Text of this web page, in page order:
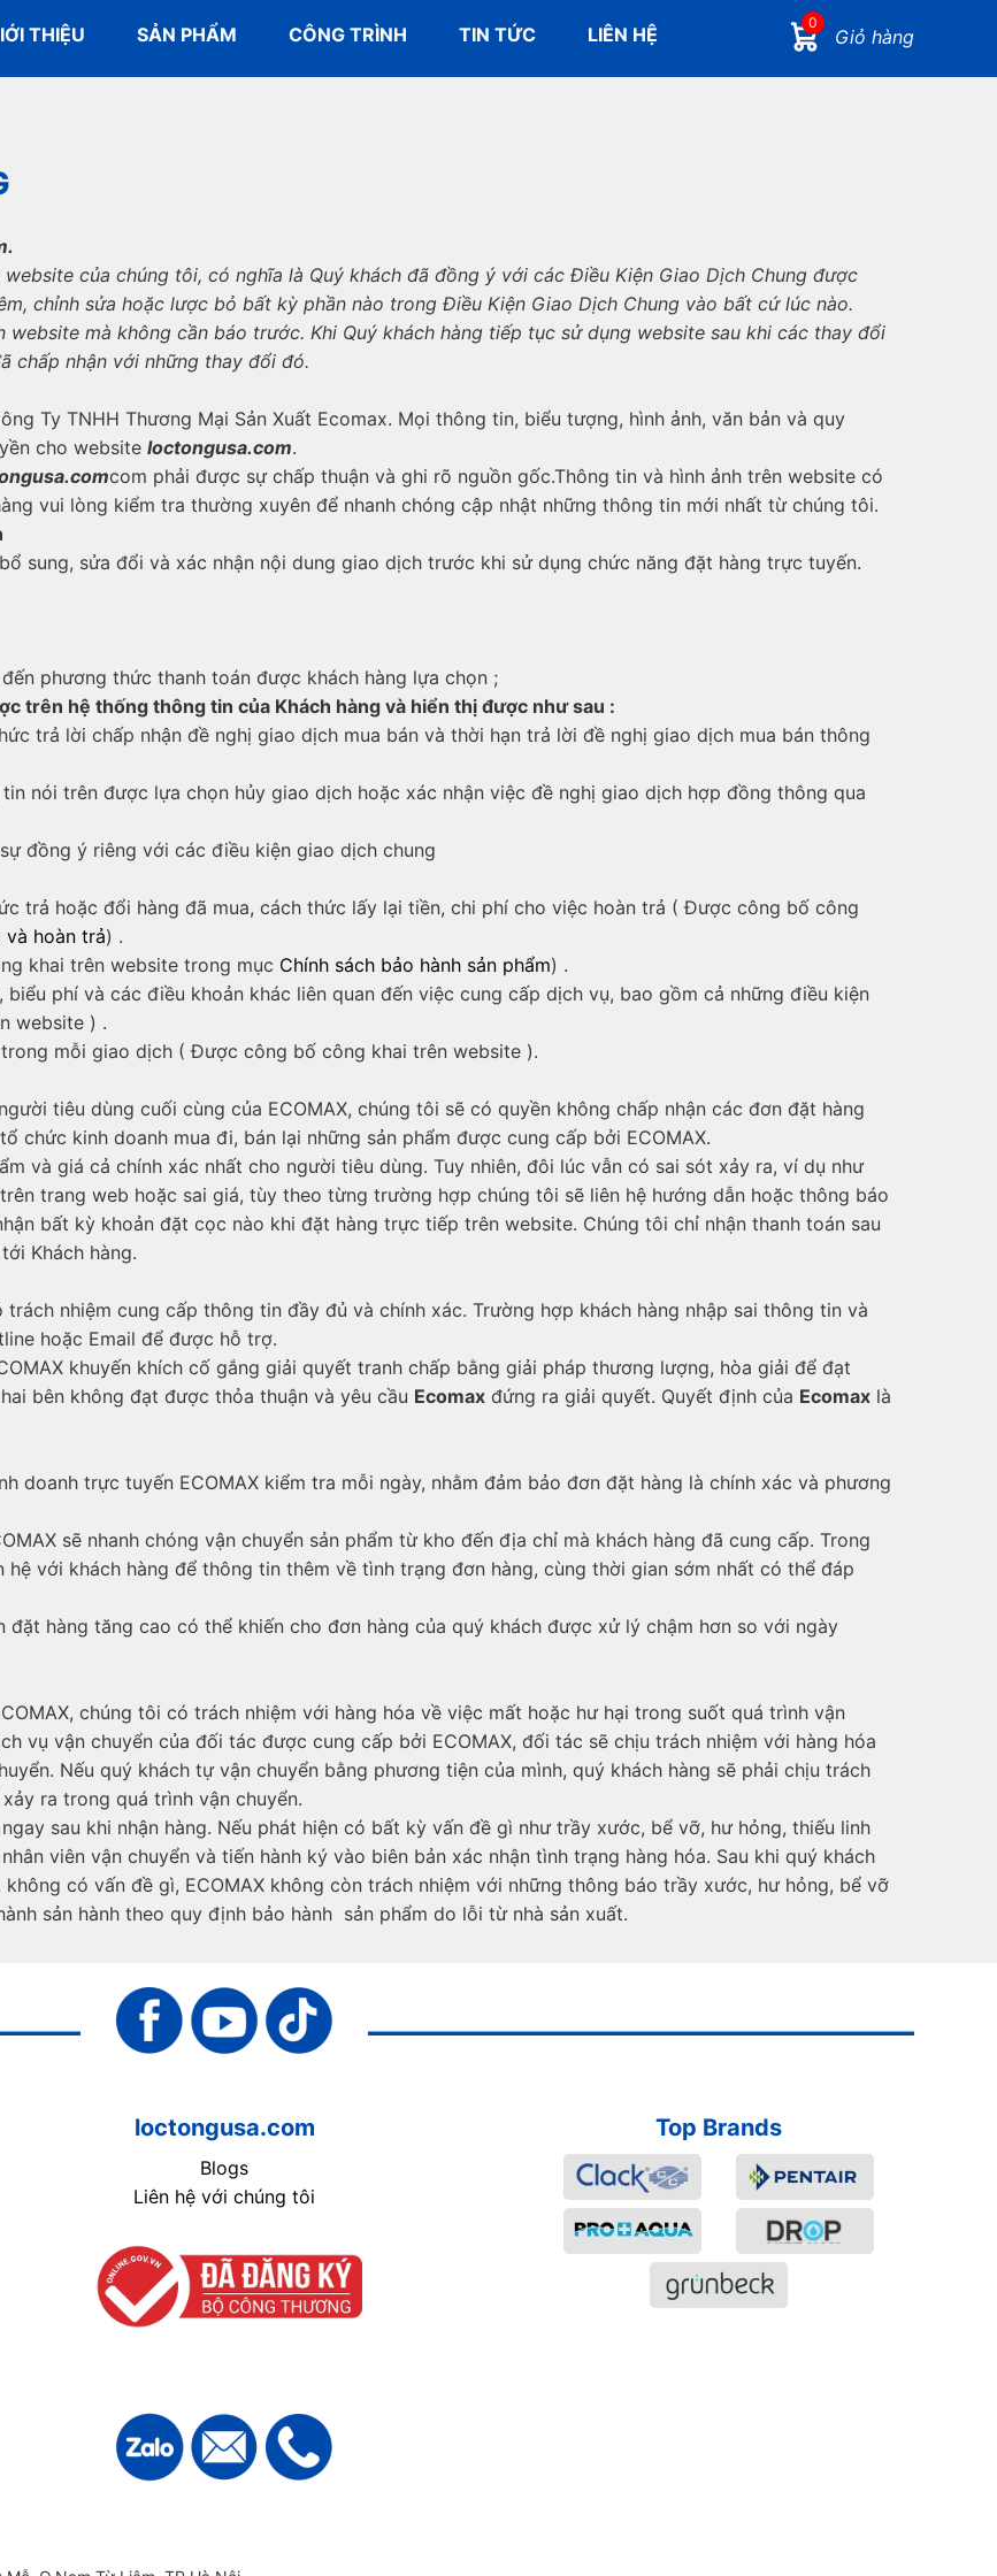
0
Giỏ hàng
THIỆU SẢN PHẨM CÔNG TRÌNH TIN TỨC LIÊN HỆ
của chúng tôi, có nghĩa là Quý khách đã đồng ý với các Điều Kiện Giao Dịch Chung được
chỉnh sửa hoặc lược bỏ bất kỳ phần nào trong Điều Kiện Giao Dịch Chung vào bất cứ lúc nào.
mà không cần báo trước. Khi Quý khách hàng tiếp tục sử dụng website sau khi các thay đổi
chấp nhận với những thay đổi đó.
Ty TNHH Thương Mại Sản Xuất Ecomax. Mọi thông tin, biểu tượng, hình ảnh, văn bản và quy
cho website loctongusa.com.
a.comcom phải được sự chấp thuận và ghi rõ nguồn gốc.Thông tin và hình ảnh trên website có
vui lòng kiểm tra thường xuyên để nhanh chóng cập nhật những thông tin mới nhất từ chúng tôi.
sung, sửa đổi và xác nhận nội dung giao dịch trước khi sử dụng chức năng đặt hàng trực tuyến.
phương thức thanh toán được khách hàng lựa chọn ;
trên hệ thống thông tin của Khách hàng và hiển thị được như sau :
trả lời chấp nhận đề nghị giao dịch mua bán và thời hạn trả lời đề nghị giao dịch mua bán thông
nói trên được lựa chọn hủy giao dịch hoặc xác nhận việc đề nghị giao dịch hợp đồng thông qua
đồng ý riêng với các điều kiện giao dịch chung
trả hoặc đổi hàng đã mua, cách thức lấy lại tiền, chi phí cho việc hoàn trả ( Được công bố công
và hoàn trả) .
khai trên website trong mục Chính sách bảo hành sản phẩm) .
phí và các điều khoản khác liên quan đến việc cung cấp dịch vụ, bao gồm cả những điều kiện
website ) .
mỗi giao dịch ( Được công bố công khai trên website ).
tiêu dùng cuối cùng của ECOMAX, chúng tôi sẽ có quyền không chấp nhận các đơn đặt hàng
chức kinh doanh mua đi, bán lại những sản phẩm được cung cấp bởi ECOMAX.
và giá cả chính xác nhất cho người tiêu dùng. Tuy nhiên, đôi lúc vẫn có sai sót xảy ra, ví dụ như
trang web hoặc sai giá, tùy theo từng trường hợp chúng tôi sẽ liên hệ hướng dẫn hoặc thông báo
bất kỳ khoản đặt cọc nào khi đặt hàng trực tiếp trên website. Chúng tôi chỉ nhận thanh toán sau
Khách hàng.
trách nhiệm cung cấp thông tin đầy đủ và chính xác. Trường hợp khách hàng nhập sai thông tin và
hoặc Email để được hỗ trợ.
khuyến khích cố gắng giải quyết tranh chấp bằng giải pháp thương lượng, hòa giải để đạt
bên không đạt được thỏa thuận và yêu cầu Ecomax đứng ra giải quyết. Quyết định của Ecomax là
doanh trực tuyến ECOMAX kiểm tra mỗi ngày, nhằm đảm bảo đơn đặt hàng là chính xác và phương
sẽ nhanh chóng vận chuyển sản phẩm từ kho đến địa chỉ mà khách hàng đã cung cấp. Trong
hệ với khách hàng để thông tin thêm về tình trạng đơn hàng, cùng thời gian sớm nhất có thể đáp
hàng tăng cao có thể khiến cho đơn hàng của quý khách được xử lý chậm hơn so với ngày
chúng tôi có trách nhiệm với hàng hóa về việc mất hoặc hư hại trong suốt quá trình vận
vụ vận chuyển của đối tác được cung cấp bởi ECOMAX, đối tác sẽ chịu trách nhiệm với hàng hóa
Nếu quý khách tự vận chuyển bằng phương tiện của mình, quý khách hàng sẽ phải chịu trách
ra trong quá trình vận chuyển.
sau khi nhận hàng. Nếu phát hiện có bất kỳ vấn đề gì như trầy xước, bể vỡ, hư hỏng, thiếu linh
viên vận chuyển và tiến hành ký vào biên bản xác nhận tình trạng hàng hóa. Sau khi quý khách
có vấn đề gì, ECOMAX không còn trách nhiệm với những thông báo trầy xước, hư hỏng, bể vỡ
sản hành theo quy định bảo hành sản phẩm do lỗi từ nhà sản xuất.
loctongusa.com
Blogs
Liên hệ với chúng tôi
Top Brands